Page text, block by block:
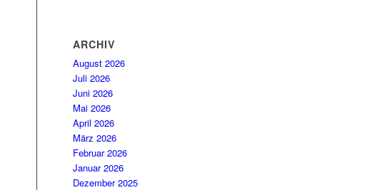
ARCHIV
August 2026
Juli 2026
Juni 2026
Mai 2026
April 2026
März 2026
Februar 2026
Januar 2026
Dezember 2025